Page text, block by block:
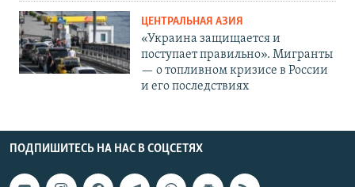
ЦЕНТРАЛЬНАЯ АЗИЯ
«Украина защищается и
поступает правильно». Мигранты
— о топливном кризисе в России
и его последствиях
ПОДПИШИТЕСЬ НА НАС В СОЦСЕТЯХ